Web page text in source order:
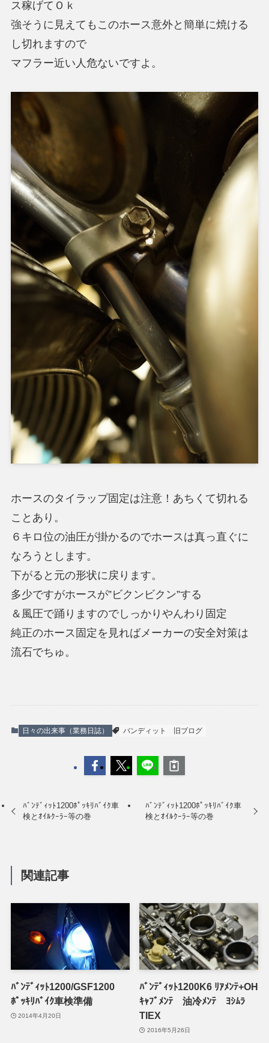
ス稼げてＯｋ
強そうに見えてもこのホース意外と簡単に焼ける
し切れますので
マフラー近い人危ないですよ。
ホースのタイラップ固定は注意！あちくて切れる
ことあり。
６キロ位の油圧が掛かるのでホースは真っ直ぐに
なろうとします。
下がると元の形状に戻ります。
多少ですがホースが”ビクンビクン”する
＆風圧で踊りますのでしっかりやんわり固定
純正のホース固定を見ればメーカーの安全対策は
流石でちゅ。
日々の出来事（業務日誌） バンディット 旧ブログ
ﾊﾞﾝﾃﾞｨｯﾄ1200ﾎﾟｯｷﾘﾊﾞｲｸ車
検とｵｲﾙｸｰﾗｰ等の巻
ﾊﾞﾝﾃﾞｨｯﾄ1200ﾎﾟｯｷﾘﾊﾞｲｸ車
検とｵｲﾙｸｰﾗｰ等の巻
関連記事
ﾊﾞﾝﾃﾞｨｯﾄ1200/GSF1200
ﾎﾟｯｷﾘﾊﾞｲｸ車検準備
2014年4月20日
ﾊﾞﾝﾃﾞｨｯﾄ1200K6 ﾘｱﾒﾝﾃ+OH
ｷｬﾌﾞﾒﾝﾃ 油冷ﾒﾝﾃ ﾖｼﾑﾗ
TIEX
2016年5月26日